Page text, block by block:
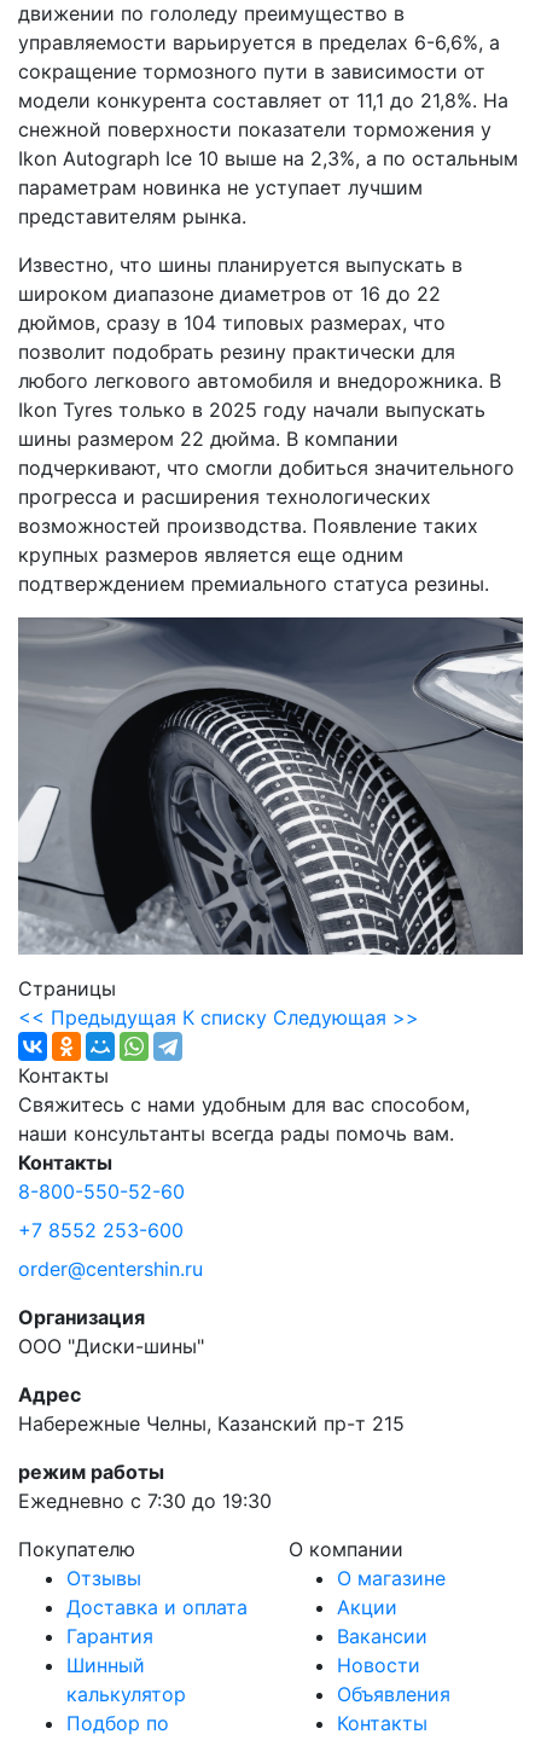
движении по гололеду преимущество в
управляемости варьируется в пределах 6-6,6%, а
сокращение тормозного пути в зависимости от
модели конкурента составляет от 11,1 до 21,8%. На
снежной поверхности показатели торможения у
Ikon Autograph Ice 10 выше на 2,3%, а по остальным
параметрам новинка не уступает лучшим
представителям рынка.
Известно, что шины планируется выпускать в
широком диапазоне диаметров от 16 до 22
дюймов, сразу в 104 типовых размерах, что
позволит подобрать резину практически для
любого легкового автомобиля и внедорожника. В
Ikon Tyres только в 2025 году начали выпускать
шины размером 22 дюйма. В компании
подчеркивают, что смогли добиться значительного
прогресса и расширения технологических
возможностей производства. Появление таких
крупных размеров является еще одним
подтверждением премиального статуса резины.
Страницы
<< Предыдущая К списку Следующая >>
Контакты
Свяжитесь с нами удобным для вас способом,
наши консультанты всегда рады помочь вам.
Контакты
8-800-550-52-60
+7 8552 253-600
order@centershin.ru
Организация
ООО "Диски-шины"
Адрес
Набережные Челны, Казанский пр-т 215
режим работы
Ежедневно с 7:30 до 19:30
Покупателю
Отзывы
Доставка и оплата
Гарантия
Шинный
калькулятор
Подбор по
О компании
О магазине
Акции
Вакансии
Новости
Объявления
Контакты